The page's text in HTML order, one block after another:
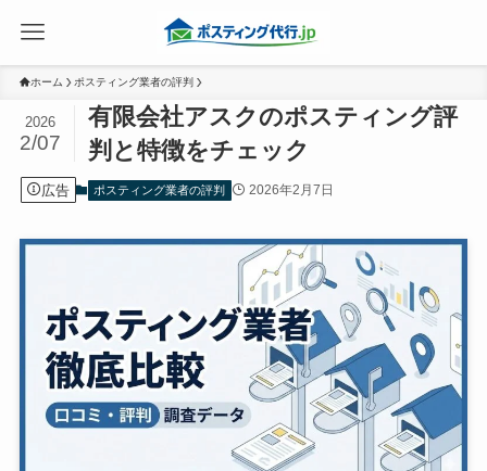
ホーム ポスティング業者の評判
有限会社アスクのポスティング評
判と特徴をチェック
2026
2/07
広告 ポスティング業者の評判 2026年2月7日